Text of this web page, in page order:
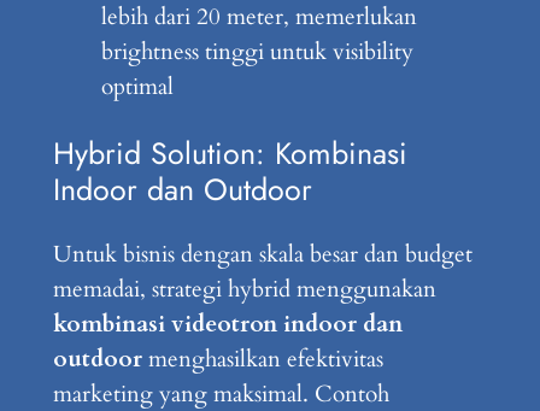
lebih dari 20 meter, memerlukan
brightness tinggi untuk visibility
optimal
Hybrid Solution: Kombinasi
Indoor dan Outdoor
Untuk bisnis dengan skala besar dan budget
memadai, strategi hybrid menggunakan
kombinasi videotron indoor dan
outdoormenghasilkan efektivitas
marketing yang maksimal. Contoh